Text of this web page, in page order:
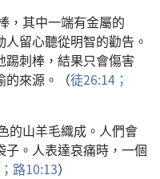
， 其中一端有金屬的
人留心聽從明智的勸告 。
踢刺棒 ， 結果只會傷害
的來源 。（徒26:14；
的山羊毛織成 。 人們會
子 。 人表達哀痛時 ， 一個
路10:13）